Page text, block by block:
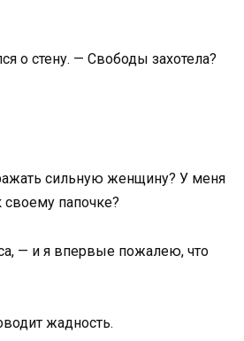
о стену. — Свободы захотела?
сильную женщину? У меня
своему папочке?
— и я впервые пожалею, что
жадность.